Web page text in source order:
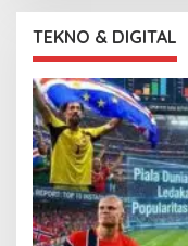
TEKNO & DIGITAL